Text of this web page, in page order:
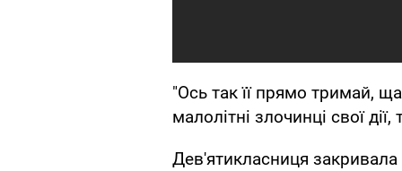
"Ось так її прямо тримай,
малолітні злочинці свої
Дев'ятикласниця